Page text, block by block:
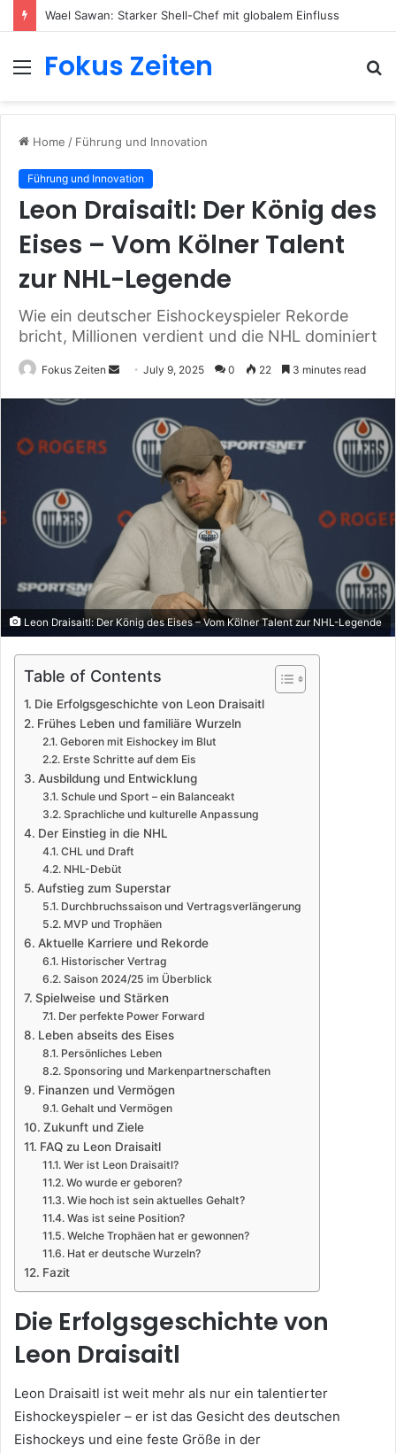
Wael Sawan: Starker Shell-Chef mit globalem Einfluss
Menu
Fokus Zeiten
Home / Führung und Innovation
Führung und Innovation
Leon Draisaitl: Der König des
Eises – Vom Kölner Talent
zur NHL-Legende
Wie ein deutscher Eishockeyspieler Rekorde
bricht, Millionen verdient und die NHL dominiert
Fokus Zeiten
SendJuly 9, 2025 0 22 3 minutes read
Leon Draisaitl: Der König des Eises – Vom Kölner Talent zur NHL-Legende
Table of Contents
Die Erfolgsgeschichte von Leon Draisaitl
Frühes Leben und familiäre Wurzeln
Geboren mit Eishockey im Blut
Erste Schritte auf dem Eis
Ausbildung und Entwicklung
Schule und Sport – ein Balanceakt
Sprachliche und kulturelle Anpassung
Der Einstieg in die NHL
CHL und Draft
NHL-Debüt
Aufstieg zum Superstar
Durchbruchssaison und Vertragsverlängerung
MVP und Trophäen
Aktuelle Karriere und Rekorde
Historischer Vertrag
Saison 2024/25 im Überblick
Spielweise und Stärken
Der perfekte Power Forward
Leben abseits des Eises
Persönliches Leben
Sponsoring und Markenpartnerschaften
Finanzen und Vermögen
Gehalt und Vermögen
Zukunft und Ziele
FAQ zu Leon Draisaitl
Wer ist Leon Draisaitl?
Wo wurde er geboren?
Wie hoch ist sein aktuelles Gehalt?
Was ist seine Position?
Welche Trophäen hat er gewonnen?
Hat er deutsche Wurzeln?
Fazit
Die Erfolgsgeschichte von
Leon Draisaitl
Leon Draisaitl ist weit mehr als nur ein talentierter
Eishockeyspieler – er ist das Gesicht des deutschen
Eishockeys und eine feste Größe in der